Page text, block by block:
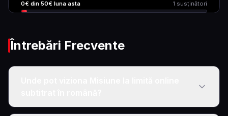
0€ din 50€ luna asta 1 susținători
Întrebări Frecvente